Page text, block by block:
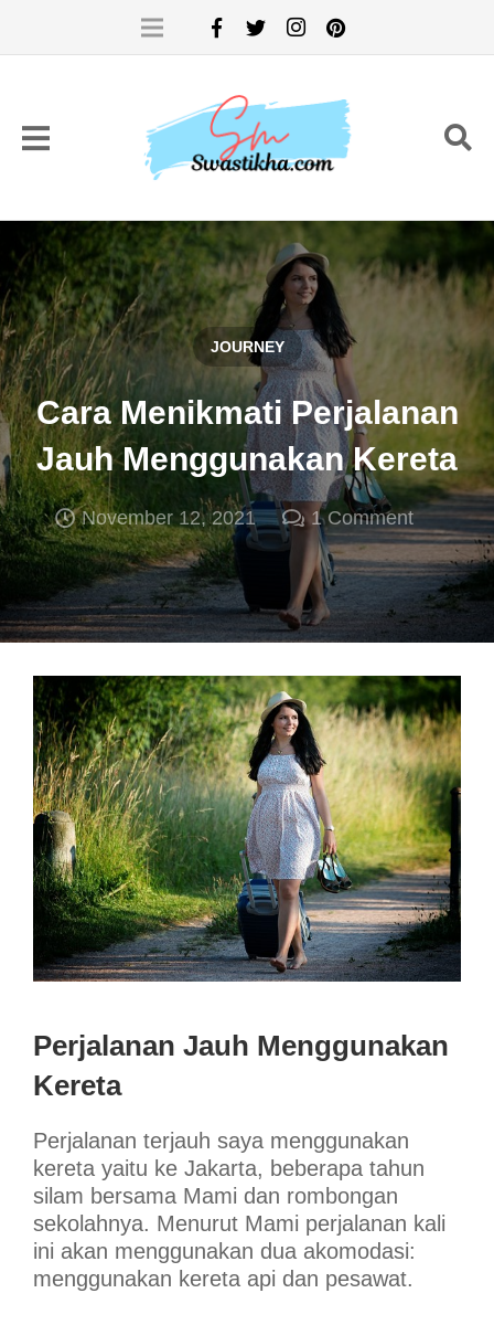
Cara Menikmati Perjalanan
Jauh Menggunakan Kereta
November 12, 2021
JOURNEY
1Comment
Perjalanan Jauh Menggunakan
Kereta
Perjalanan terjauh saya menggunakan
kereta yaitu ke Jakarta, beberapa tahun
silam bersama Mami dan rombongan
sekolahnya. Menurut Mami perjalanan kali
ini akan menggunakan dua akomodasi:
menggunakan kereta api dan pesawat.